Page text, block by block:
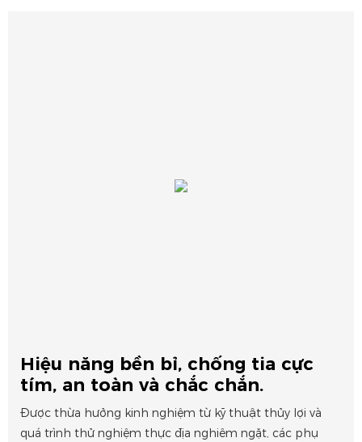
Hiệu năng bền bỉ, chống tia cực
tím, an toàn và chắc chắn.
Được thừa hưởng kinh nghiệm từ kỹ thuật thủy lợi và
quá trình thử nghiệm thực địa nghiêm ngặt, các phụ